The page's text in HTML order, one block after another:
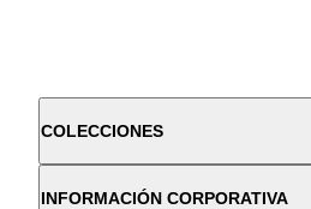
COLECCIONES
INFORMACIÓN CORPORATIVA